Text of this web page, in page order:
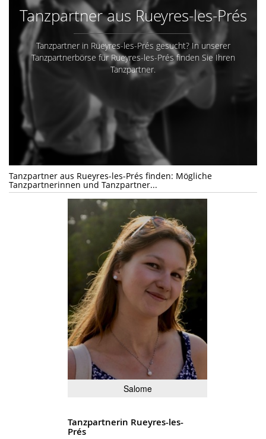
Tanzpartner aus Rueyres-les-Prés
Tanzpartner in Rueyres-les-Prés gesucht? In unserer
Tanzpartnerbörse für Rueyres-les-Prés finden Sie Ihren
Tanzpartner.
Tanzpartner aus Rueyres-les-Prés finden: Mögliche
Tanzpartnerinnen und Tanzpartner...
Salome
Tanzpartnerin Rueyres-les-
Prés